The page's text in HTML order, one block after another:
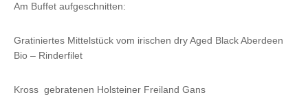
Am Buffet aufgeschnitten:
Gratiniertes Mittelstück vom irischen dry Aged Black Aberdeen
Bio – Rinderfilet
Kross gebratenen Holsteiner Freiland Gans